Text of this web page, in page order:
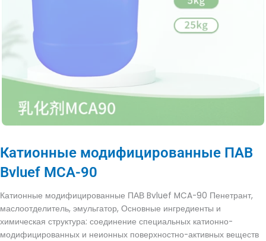
Катионные модифицированные ПАВ
Bvluef MCA-90
Катионные модифицированные ПАВ Bvluef MCA-90 Пенетрант,
маслоотделитель, эмульгатор, Основные ингредиенты и
химическая структура: соединение специальных катионно-
модифицированных и неионных поверхностно-активных веществ